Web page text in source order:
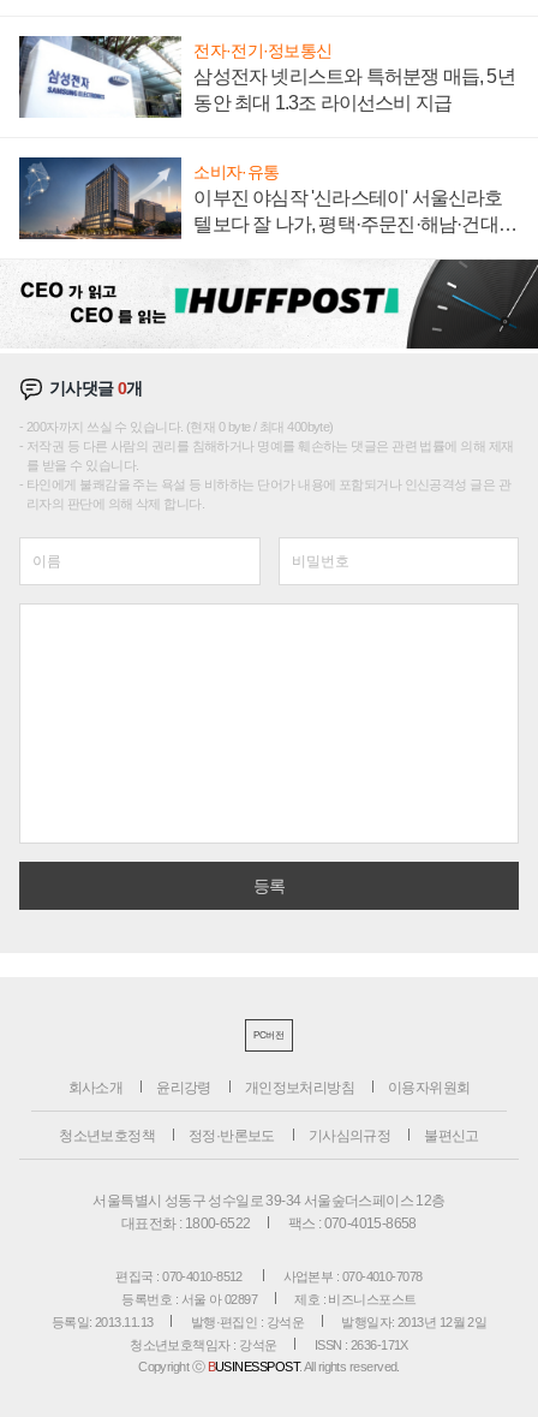
전자·전기·정보통신
삼성전자 넷리스트와 특허분쟁 매듭, 5년
동안 최대 1.3조 라이선스비 지급
소비자·유통
이부진 야심작 '신라스테이' 서울신라호
텔보다 잘 나가, 평택·주문진·해남·건대로
기사댓글0개
200자까지 쓰실 수 있습니다. (현재 0 byte / 최대 400byte)
저작권 등 다른 사람의 권리를 침해하거나 명예를 훼손하는 댓글은 관련 법률에 의해 제재
를 받을 수 있습니다.
타인에게 불쾌감을 주는 욕설 등 비하하는 단어가 내용에 포함되거나 인신공격성 글은 관
리자의 판단에 의해 삭제 합니다.
PC버전
회사소개 윤리강령 개인정보처리방침 이용자위원회
청소년보호정책 정정·반론보도 기사심의규정 불편신고
서울특별시 성동구 성수일로 39-34 서울숲더스페이스 12층
대표전화 : 1800-6522
팩스 : 070-4015-8658
편집국 : 070-4010-8512
사업본부 : 070-4010-7078
등록번호 : 서울 아 02897
제호 : 비즈니스포스트
등록일: 2013.11.13
발행·편집인 : 강석운
발행일자: 2013년 12월 2일
청소년보호책임자 : 강석운
ISSN : 2636-171X
Copyright ⓒ BUSINESSPOST. All rights reserved.